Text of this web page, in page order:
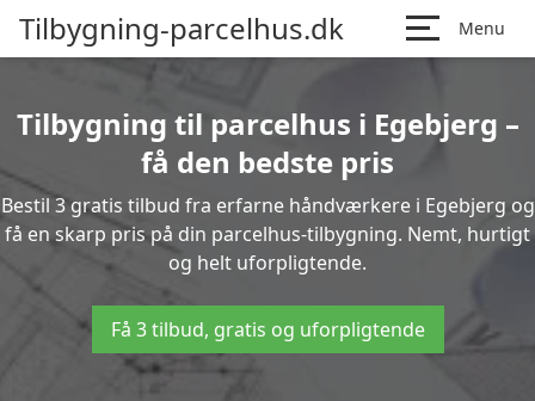
Tilbygning-parcelhus.dk Menu
Tilbygning til parcelhus i Egebjerg –
få den bedste pris
Bestil 3 gratis tilbud fra erfarne håndværkere i Egebjerg og
få en skarp pris på din parcelhus-tilbygning. Nemt, hurtigt
og helt uforpligtende.
Få 3 tilbud, gratis og uforpligtende